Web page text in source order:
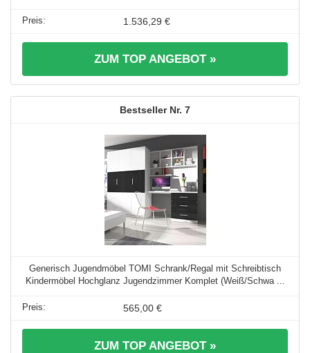
1.536,29 €
ZUM TOP ANGEBOT »
7
Generisch Jugendmöbel TOMI Schrank/Regal mit Schreibtisch
Kindermöbel Hochglanz Jugendzimmer Komplet (Weiß/Schwa ...
565,00 €
ZUM TOP ANGEBOT »